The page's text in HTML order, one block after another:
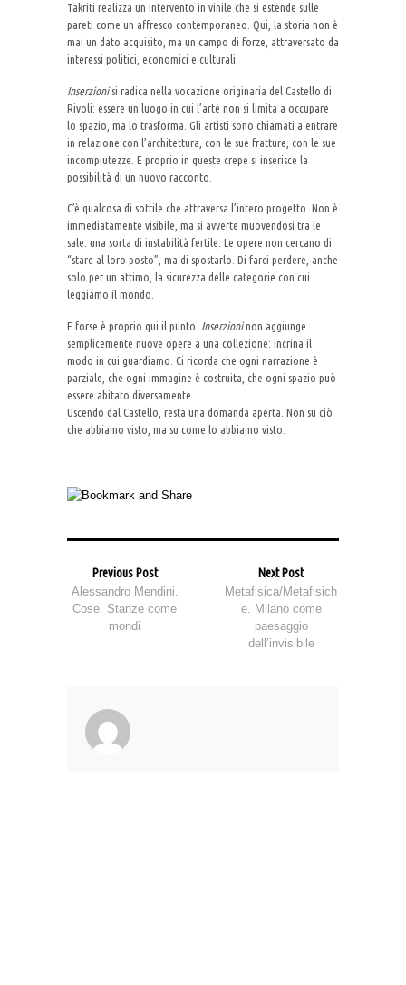
Takriti realizza un intervento in vinile che si estende sulle
pareti come un affresco contemporaneo. Qui, la storia non è
mai un dato acquisito, ma un campo di forze, attraversato da
interessi politici, economici e culturali.
Inserzionisi radica nella vocazione originaria del Castello di
Rivoli: essere un luogo in cui l’arte non si limita a occupare
lo spazio, ma lo trasforma. Gli artisti sono chiamati a entrare
in relazione con l’architettura, con le sue fratture, con le sue
incompiutezze. E proprio in queste crepe si inserisce la
possibilità di un nuovo racconto.
C’è qualcosa di sottile che attraversa l’intero progetto. Non è
immediatamente visibile, ma si avverte muovendosi tra le
sale: una sorta di instabilità fertile. Le opere non cercano di
“stare al loro posto”, ma di spostarlo. Di farci perdere, anche
solo per un attimo, la sicurezza delle categorie con cui
leggiamo il mondo.
E forse è proprio qui il punto. Inserzioninon aggiunge
semplicemente nuove opere a una collezione: incrina il
modo in cui guardiamo. Ci ricorda che ogni narrazione è
parziale, che ogni immagine è costruita, che ogni spazio può
essere abitato diversamente.
Uscendo dal Castello, resta una domanda aperta. Non su ciò
che abbiamo visto, ma su come lo abbiamo visto.
Previous Post
Alessandro Mendini.
Cose. Stanze come
mondi
Next Post
Metafisica/Metafisich
e. Milano come
paesaggio
dell’invisibile